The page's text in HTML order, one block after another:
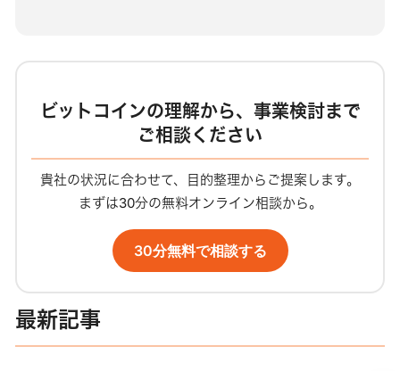
イ
ビットコインの理解から、事業検討まで
ご相談ください
貴社の状況に合わせて、目的整理からご提案します。
まずは30分の無料オンライン相談から。
30分無料で相談する
最新記事